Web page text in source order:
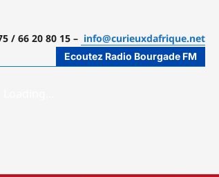
/ 66 20 80 15 – info@curieuxdafrique.net
Ecoutez Radio Bourgade FM